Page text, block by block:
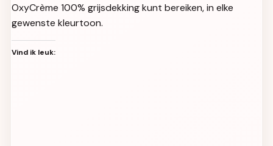
OxyCrème 100% grijsdekking kunt bereiken, in elke
gewenste kleurtoon.
Vind ik leuk: